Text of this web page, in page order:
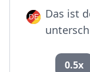
Das ist
0.5x